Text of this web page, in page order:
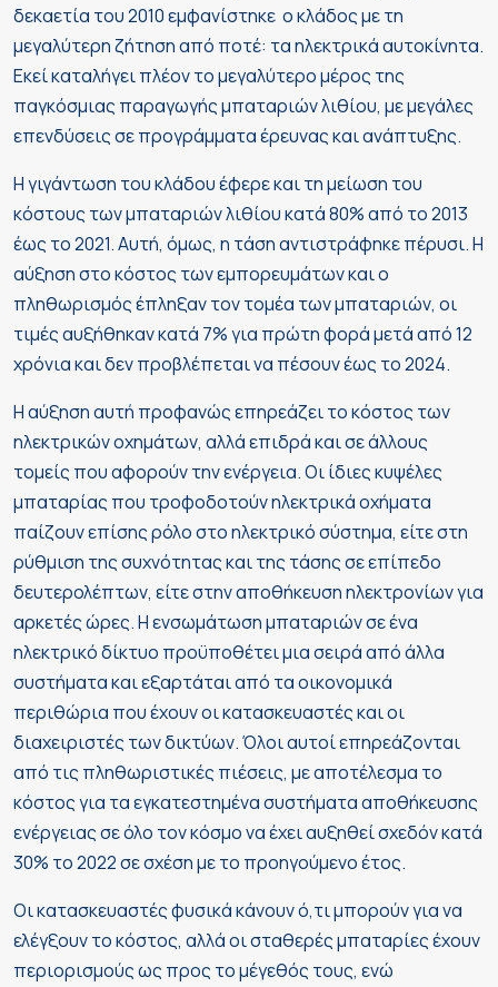
δεκαετία του 2010 εμφανίστηκε ο κλάδος με τη
μεγαλύτερη ζήτηση από ποτέ: τα ηλεκτρικά αυτοκίνητα.
Εκεί καταλήγει πλέον το μεγαλύτερο μέρος της
παγκόσμιας παραγωγής μπαταριών λιθίου, με μεγάλες
επενδύσεις σε προγράμματα έρευνας και ανάπτυξης.
Η γιγάντωση του κλάδου έφερε και τη μείωση του
κόστους των μπαταριών λιθίου κατά 80% από το 2013
έως το 2021. Αυτή, όμως, η τάση αντιστράφηκε πέρυσι. Η
αύξηση στο κόστος των εμπορευμάτων και ο
πληθωρισμός έπληξαν τον τομέα των μπαταριών, οι
τιμές αυξήθηκαν κατά 7% για πρώτη φορά μετά από 12
χρόνια και δεν προβλέπεται να πέσουν έως το 2024.
Η αύξηση αυτή προφανώς επηρεάζει το κόστος των
ηλεκτρικών οχημάτων, αλλά επιδρά και σε άλλους
τομείς που αφορούν την ενέργεια. Οι ίδιες κυψέλες
μπαταρίας που τροφοδοτούν ηλεκτρικά οχήματα
παίζουν επίσης ρόλο στο ηλεκτρικό σύστημα, είτε στη
ρύθμιση της συχνότητας και της τάσης σε επίπεδο
δευτερολέπτων, είτε στην αποθήκευση ηλεκτρονίων για
αρκετές ώρες. Η ενσωμάτωση μπαταριών σε ένα
ηλεκτρικό δίκτυο προϋποθέτει μια σειρά από άλλα
συστήματα και εξαρτάται από τα οικονομικά
περιθώρια που έχουν οι κατασκευαστές και οι
διαχειριστές των δικτύων. Όλοι αυτοί επηρεάζονται
από τις πληθωριστικές πιέσεις, με αποτέλεσμα το
κόστος για τα εγκατεστημένα συστήματα αποθήκευσης
ενέργειας σε όλο τον κόσμο να έχει αυξηθεί σχεδόν κατά
30% το 2022 σε σχέση με το προηγούμενο έτος.
Οι κατασκευαστές φυσικά κάνουν ό,τι μπορούν για να
ελέγξουν το κόστος, αλλά οι σταθερές μπαταρίες έχουν
περιορισμούς ως προς το μέγεθός τους, ενώ